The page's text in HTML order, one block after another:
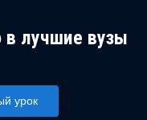
в лучшие вузы
урок